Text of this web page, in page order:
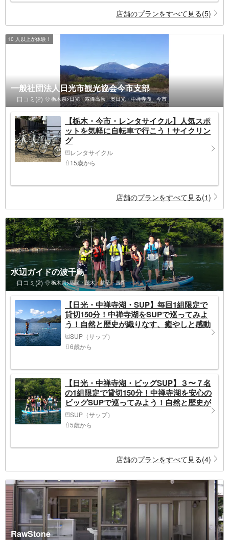
店舗のプランをすべて見る(5)
10 人以上が体験！
一般社団法人日光市観光協会今市支部
口コミ(2) 栃木県>日光・霧降高原・奥日光・中禅寺湖・今市
【栃木・今市・レンタサイクル】人気スポ
ットを気軽に自転車で行こう！サイクリン
グ
レンタサイクル
15歳から
店舗のプランをすべて見る(1)
水辺ガイドの波千鳥
口コミ(2) 栃木県>馬頭・茂木・益子・真岡
【日光・中禅寺湖・SUP】毎回1組限定で
貸切150分！中禅寺湖をSUPで巡ってみよ
う！自然と歴史が織りなす、癒やしと感動
のひとときを♪～ファミリー、カップル、
お友達同士におすすめ～
SUP（サップ）
6歳から
【日光・中禅寺湖・ビッグSUP】３〜７名
の1組限定で貸切150分！中禅寺湖を安心の
ビッグSUPで巡ってみよう！自然と歴史が
織りなす、癒やしと感動のひとときを♪～
ファミリー、お友達同士におすすめ～
SUP（サップ）
5歳から
店舗のプランをすべて見る(4)
RawStone